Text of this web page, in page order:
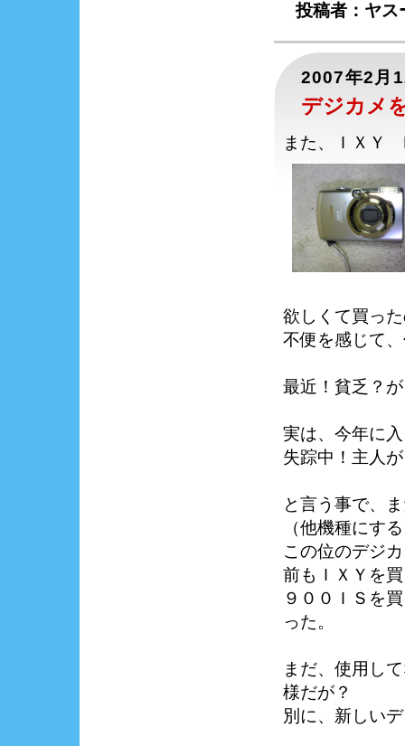
投稿者：ヤ
2007年2月
デジカメ
また、ＩＸＹ
欲しくて買っ
不便を感じて
最近！貧乏？
実は、今年に
失踪中！主人
と言う事で、
（他機種にす
この位のデジ
前もＩＸＹを
９００ＩＳを
った。
まだ、使用し
様だが？
別に、新しい